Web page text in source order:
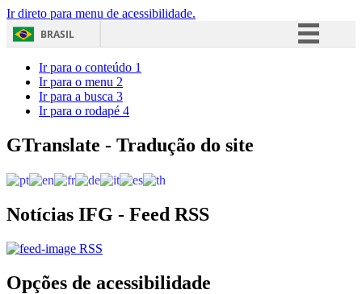
Ir direto para menu de acessibilidade.
BRASIL
Acesso à informação
Ir para o conteúdo 1
Ir para o menu 2
Ir para a busca 3
Ir para o rodapé 4
GTranslate - Tradução do site
Notícias IFG - Feed RSS
RSS
Opções de acessibilidade